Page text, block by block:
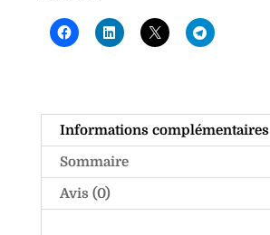
Informations complémentaires
Sommaire
Avis (0)